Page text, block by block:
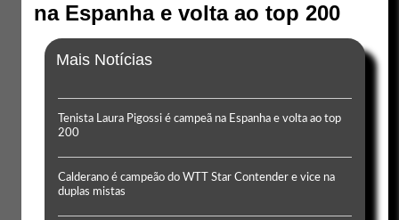
na Espanha e volta ao top 200
Mais Notícias
Tenista Laura Pigossi é campeã na Espanha e volta ao top
200
Calderano é campeão do WTT Star Contender e vice na
duplas mistas